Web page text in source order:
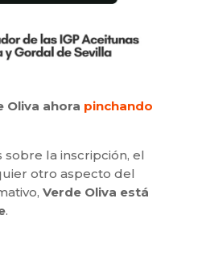
Oliva ahora pinchando
la inscripción, el
otro aspecto del
Verde Oliva está
.